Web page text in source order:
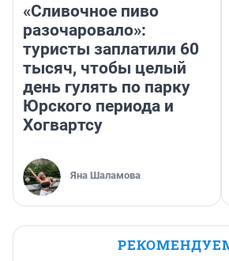
«Сливочное пиво
разочаровало»:
туристы заплатили 60
тысяч, чтобы целый
день гулять по парку
Юрского периода и
Хогвартсу
Яна Шаламова